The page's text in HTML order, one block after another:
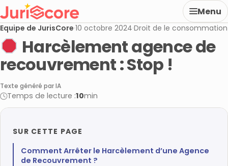
Menu
Equipe de JurisCore·10 octobre 2024·Droit de le consommation
Harcèlement agence de
recouvrement : Stop !
Texte généré par IA
Temps de lecture :10min
SUR CETTE PAGE
Comment Arrêter le Harcèlement d’une Agence
de Recouvrement ?